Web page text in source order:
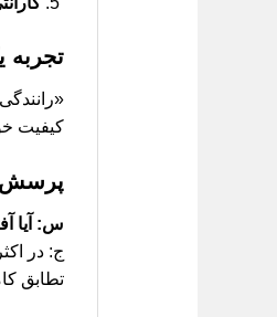
تجربه
کیفیت
پرسش
س: آیا
ج: در
تطابق